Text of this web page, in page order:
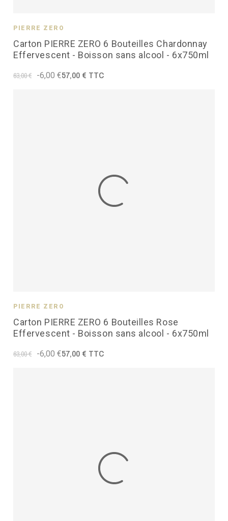
Carton PIERRE ZERO 6 Bouteilles Chardonnay
Effervescent - Boisson sans alcool - 6x750ml
PIERRE ZÉRO
63,00 € -6,00 €57,00 € TTC
Carton PIERRE ZERO 6 Bouteilles Rose
Effervescent - Boisson sans alcool - 6x750ml
PIERRE ZÉRO
63,00 € -6,00 €57,00 € TTC